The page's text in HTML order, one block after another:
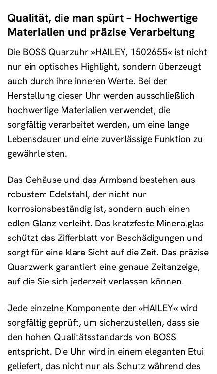
Qualität, die man spürt – Hochwertige
Materialien und präzise Verarbeitung
Die BOSS Quarzuhr »HAILEY, 1502655« ist nicht
nur ein optisches Highlight, sondern überzeugt
auch durch ihre inneren Werte. Bei der
Herstellung dieser Uhr werden ausschließlich
hochwertige Materialien verwendet, die
sorgfältig verarbeitet werden, um eine lange
Lebensdauer und eine zuverlässige Funktion zu
gewährleisten.
Das Gehäuse und das Armband bestehen aus
robustem Edelstahl, der nicht nur
korrosionsbeständig ist, sondern auch einen
edlen Glanz verleiht. Das kratzfeste Mineralglas
schützt das Zifferblatt vor Beschädigungen und
sorgt für eine klare Sicht auf die Zeit. Das präzise
Quarzwerk garantiert eine genaue Zeitanzeige,
auf die Sie sich jederzeit verlassen können.
Jede einzelne Komponente der »HAILEY« wird
sorgfältig geprüft, um sicherzustellen, dass sie
den hohen Qualitätsstandards von BOSS
entspricht. Die Uhr wird in einem eleganten Etui
geliefert, das nicht nur als Schutz während des